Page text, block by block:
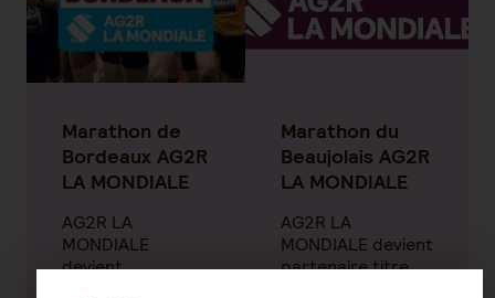
Marathon de
Bordeaux AG2R
LA MONDIALE
AG2R LA
MONDIALE
devient
Marathon du
Beaujolais AG2R
LA MONDIALE
AG2R LA
MONDIALE devient
partenaire titre,